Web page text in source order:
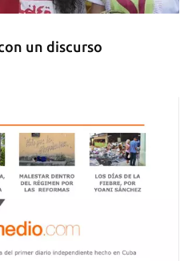
un discurso